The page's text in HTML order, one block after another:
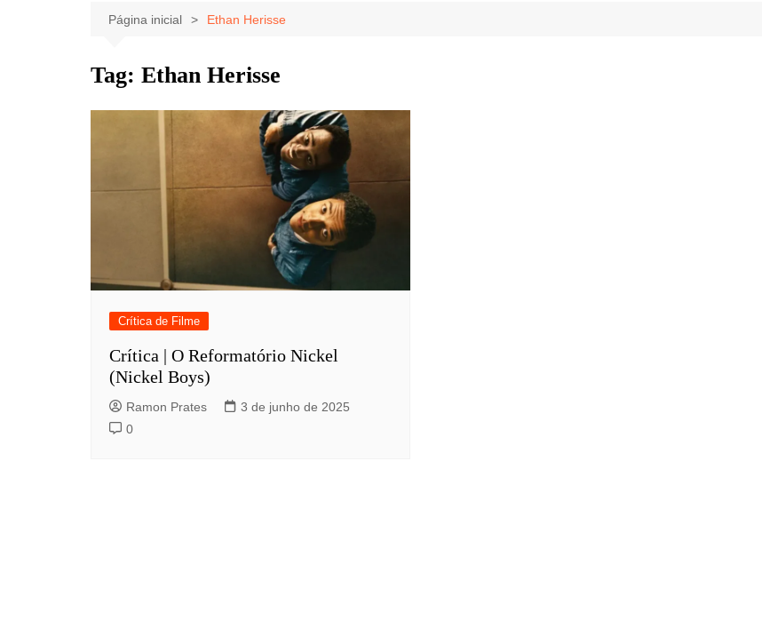
Celebridades
Música
Clássicos
Página inicial Ethan Herisse
Tag: Ethan Herisse
Crítica de Filme
Crítica | O Reformatório Nickel
(Nickel Boys)
Ramon Prates
3 de junho de 2025
0